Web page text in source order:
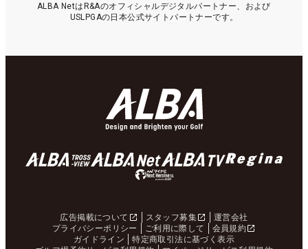
ALBA NetはR&Aのオフィシャルデジタルパートナー、および
USLPGAの日本公式サイトパートナーです。
広告掲載について スタッフ募集
運営会社
プライバシーポリシー
ご利用に際して
会員規約
ガイドライン
特定商取引法に基づく表示